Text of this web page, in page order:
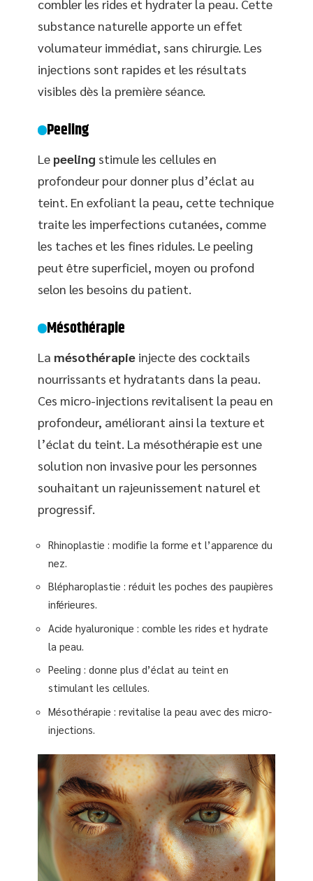
combler les rides et hydrater la peau. Cette
substance naturelle apporte un effet
volumateur immédiat, sans chirurgie. Les
injections sont rapides et les résultats
visibles dès la première séance.
Peeling
Le peeling stimule les cellules en
profondeur pour donner plus d’éclat au
teint. En exfoliant la peau, cette technique
traite les imperfections cutanées, comme
les taches et les fines ridules. Le peeling
peut être superficiel, moyen ou profond
selon les besoins du patient.
Mésothérapie
La mésothérapie injecte des cocktails
nourrissants et hydratants dans la peau.
Ces micro-injections revitalisent la peau en
profondeur, améliorant ainsi la texture et
l’éclat du teint. La mésothérapie est une
solution non invasive pour les personnes
souhaitant un rajeunissement naturel et
progressif.
Rhinoplastie : modifie la forme et l’apparence du
nez.
Blépharoplastie : réduit les poches des paupières
inférieures.
Acide hyaluronique : comble les rides et hydrate
la peau.
Peeling : donne plus d’éclat au teint en
stimulant les cellules.
Mésothérapie : revitalise la peau avec des micro-
injections.